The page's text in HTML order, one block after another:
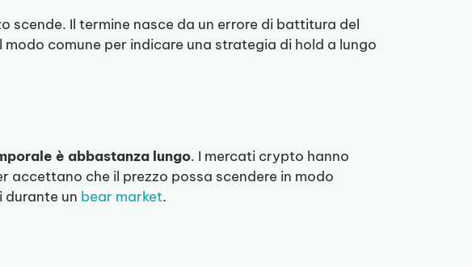
scende. Il termine nasce da un errore di battitura del
modo comune per indicare una strategia di hold a lungo
è abbastanza lungo. I mercati crypto hanno
accettano che il prezzo possa scendere in modo
durante un bear market.